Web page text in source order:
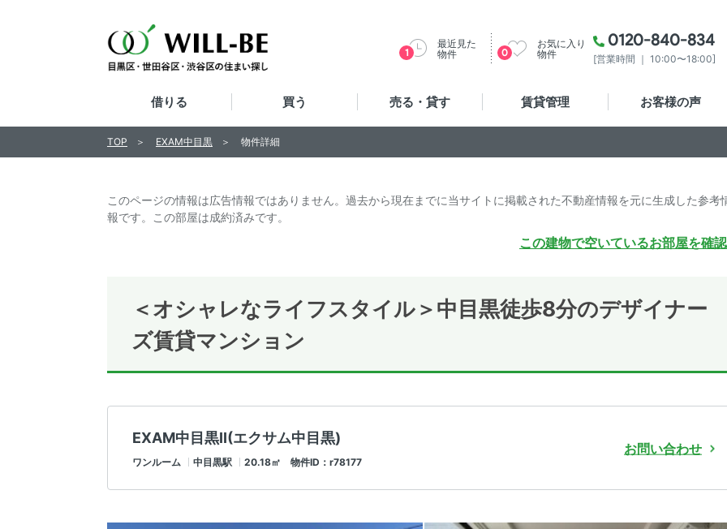
0120-840-834
[営業時間 ｜ 10:00〜18:00]
最近見た
物件
1
お気に入り
物件
0
借りる 買う 売る・貸す 賃貸管理 お客様の声
このページの情報は広告情報ではありません。過去から現在までに当サイトに掲載された不動産情報を元に生成した参考
報です。この部屋は成約済みです。
この建物で空いているお部屋を確認
＜オシャレなライフスタイル＞中目黒徒歩8分のデザイナー
ズ賃貸マンション
EXAM中目黒II(エクサム中目黒)
ワンルーム 中目黒駅 20.18㎡ 物件ID：r78177
お問い合わせ
TOP EXAM中目黒 物件詳細